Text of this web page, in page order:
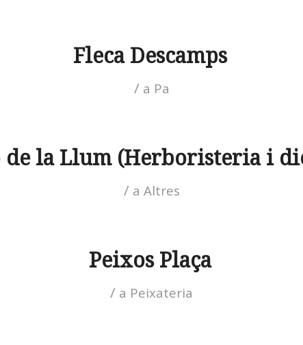
Fleca Descamps
/ a Pa
de la Llum (Herboristeria i
/ a Altres
Peixos Plaça
/ a Peixateria